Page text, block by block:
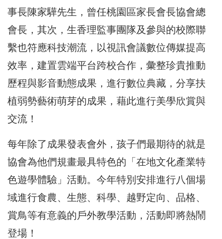
事長陳家驊先生，曾任桃園區家長會長協會總
會長，其次，生香理監事團隊及參與的校際聯
繫也符應科技潮流，以視訊會議數位傳媒提高
效率，建置雲端平台跨校合作，彙整珍貴推動
歷程與影音動態成果，進行數位典藏，分享扶
植弱勢藝術萌芽的成果，藉此進行美學欣賞與
交流！
每年除了成果發表會外，孩子們最期待的就是
協會為他們規畫最具特色的「在地文化產業特
色遊學體驗」活動。今年特別安排進行八個場
域進行食農、生態、科學、越野定向、品格、
賞鳥等有意義的戶外教學活動，活動即將熱鬧
登場！